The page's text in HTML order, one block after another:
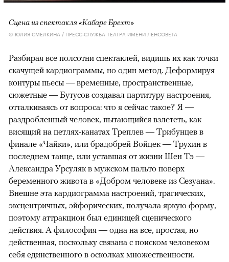
Сцена из спектакля «Кабаре Брехт»
© ЮЛИЯ СМЕЛКИНА / ПРЕСС-СЛУЖБА ТЕАТРА ИМЕНИ ЛЕНСОВЕТА
Разбирая все полсотни спектаклей, видишь их как точки
скачущей кардиограммы, но один метод. Деформируя
контуры пьесы — временные, пространственные,
сюжетные — Бутусов создавал партитуру настроения,
отталкиваясь от вопроса: что я сейчас такое? Я —
раздробленный человек, пытающийся взлететь, как
висящий на петлях-канатах Треплев — Трибунцев в
финале «Чайки», или брадобрей Войцек — Трухин в
последнем танце, или уставшая от жизни Шен Тэ —
Александра Урсуляк в мужском пальто поверх
беременного живота в «Добром человеке из Сезуана».
Внешне эта кардиограмма настроений, трагических,
эксцентричных, эйфорических, получала яркую форму,
поэтому аттракцион был единицей сценического
действия. А философия — одна на все, простая, но
действенная, поскольку связана с поиском человеком
себя единственного в осколках множественности.